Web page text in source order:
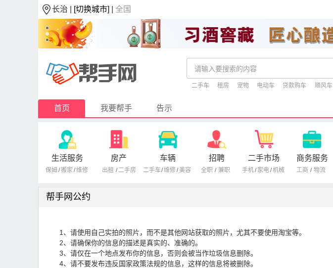
长治 | [切换城市] |全国
二手车 租房 宠物 电动车 贷款购车 顺风车
首页 我要帮手 告示
生活服务
保姆/搬家 /维修
房产
出租 /二手房
车辆
二手车/维修/美容
招聘
全职 / 兼职
二手市场
手机/ 家电/机械
商务服务
工商 / 物流
帮手网公约
1、请使用自己实拍的照片，而不是其他网站获取的照片，尤其不要使用淘宝等。
2、请确保你的信息的描述是真实的、准确的。
3、请仅在一个地点发布你的信息，否则会被当作垃圾信息删除。
4、请不要发布违反国家政策法规的信息，这样的信息将被删除。